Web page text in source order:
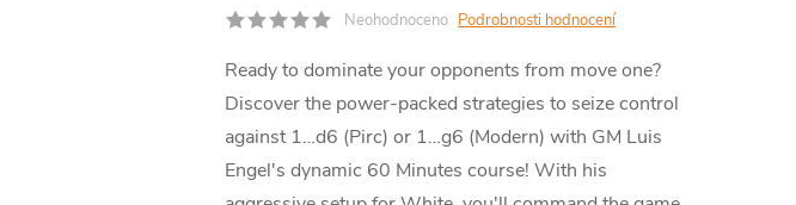
Neohodnoceno Podrobnosti hodnocení
Ready to dominate your opponents from move one?
Discover the power-packed strategies to seize control
against 1…d6 (Pirc) or 1…g6 (Modern) with GM Luis
Engel's dynamic 60 Minutes course! With his